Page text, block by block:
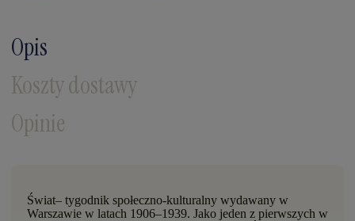
Opis
Koszty dostawy
Opinie
Świat– tygodnik społeczno-kulturalny wydawany w
Warszawie w latach 1906–1939. Jako jeden z pierwszych w